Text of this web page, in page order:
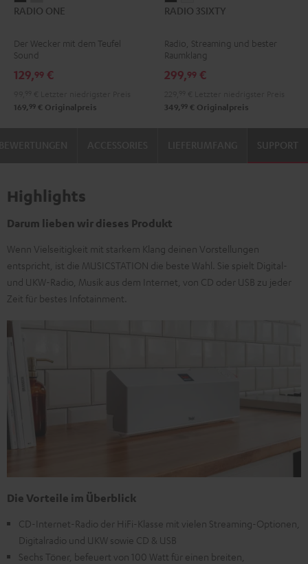
ONE ONE
Gray
RADIO ONE
Der Wecker mit dem Teufel
Sound
129,99 €
169, 99 € Originalpreis
3SIXTY3SIXTY
RADIO 3SIXTY
Radio, Streaming und bester
Raumklang
299,99 €
349, 99 € Originalpreis
SUPPORT
Highlights
Darum lieben wir dieses Produkt
Wenn Vielseitigkeit mit starkem Klang deinen Vorstellungen
entspricht, ist die MUSICSTATION die beste Wahl. Sie spielt Digital-
und UKW-Radio, Musik aus dem Internet, von CD oder USB zu jeder
Zeit für bestes Infotainment.
Die Vorteile im Überblick
CD-Internet-Radio der HiFi-Klasse mit vielen Streaming-Optionen,
Digitalradio und UKW sowie CD & USB
Sechs Töner, befeuert von 100 Watt für einen breiten,